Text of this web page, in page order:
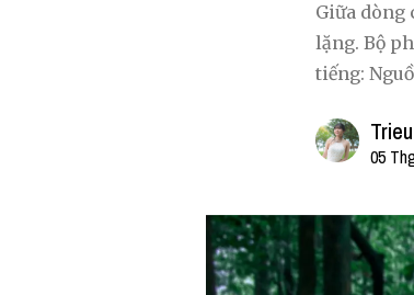
Giữa dòng
lặng. Bộ
tiếng:
05